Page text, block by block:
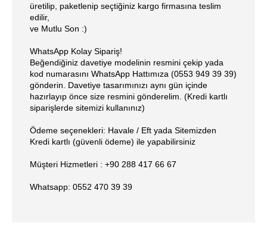
üretilip, paketlenip seçtiğiniz kargo firmasına teslim
edilir,
ve Mutlu Son :)
WhatsApp Kolay Sipariş!
Beğendiğiniz davetiye modelinin resmini çekip yada
kod numarasını WhatsApp Hattımıza (0553 949 39 39)
gönderin. Davetiye tasarımınızı aynı gün içinde
hazırlayıp önce size resmini gönderelim. (Kredi kartlı
siparişlerde sitemizi kullanınız)
Ödeme seçenekleri: Havale / Eft yada Sitemizden
Kredi kartlı (güvenli ödeme) ile yapabilirsiniz
Müşteri Hizmetleri : +90 288 417 66 67
Whatsapp: 0552 470 39 39